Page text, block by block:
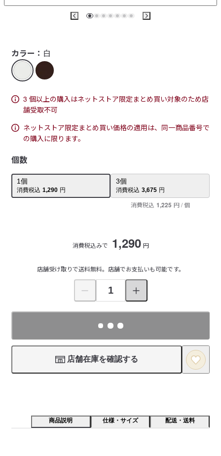
カラー： 白
3 個以上の購入はネットストア限定まとめ買い対象のため店
舗受取不可
ネットストア限定まとめ買い価格の適用は、同一商品番号で
の購入に限ります。
個数
1個
消費税込 1,290 円
3個
消費税込 3,675 円
消費税込 1,225 円/ 個
消費税込みで 1,290 円
店舗受け取りで送料無料。店舗でお支払いも可能です。
店舗在庫を確認する
商品説明 仕様・サイズ 配送・送料